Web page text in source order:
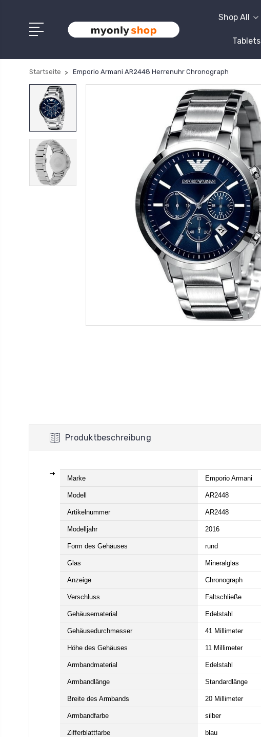
Shop All
Tablets
Startseite Emporio Armani AR2448 Herrenuhr Chronograph
Produktbeschreibung
Marke Emporio Armani
Modell AR2448
Artikelnummer AR2448
Modelljahr 2016
Form des Gehäuses rund
Glas Mineralglas
Anzeige Chronograph
Verschluss Faltschließe
Gehäusematerial Edelstahl
Gehäusedurchmesser 41 Millimeter
Höhe des Gehäuses 11 Millimeter
Armbandmaterial Edelstahl
Armbandlänge Standardlänge
Breite des Armbands 20 Millimeter
Armbandfarbe silber
Zifferblattfarbe blau